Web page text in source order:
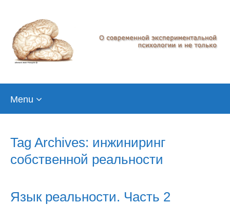
Menu
Tag Archives: инжиниринг
собственной реальности
Язык реальности. Часть 2